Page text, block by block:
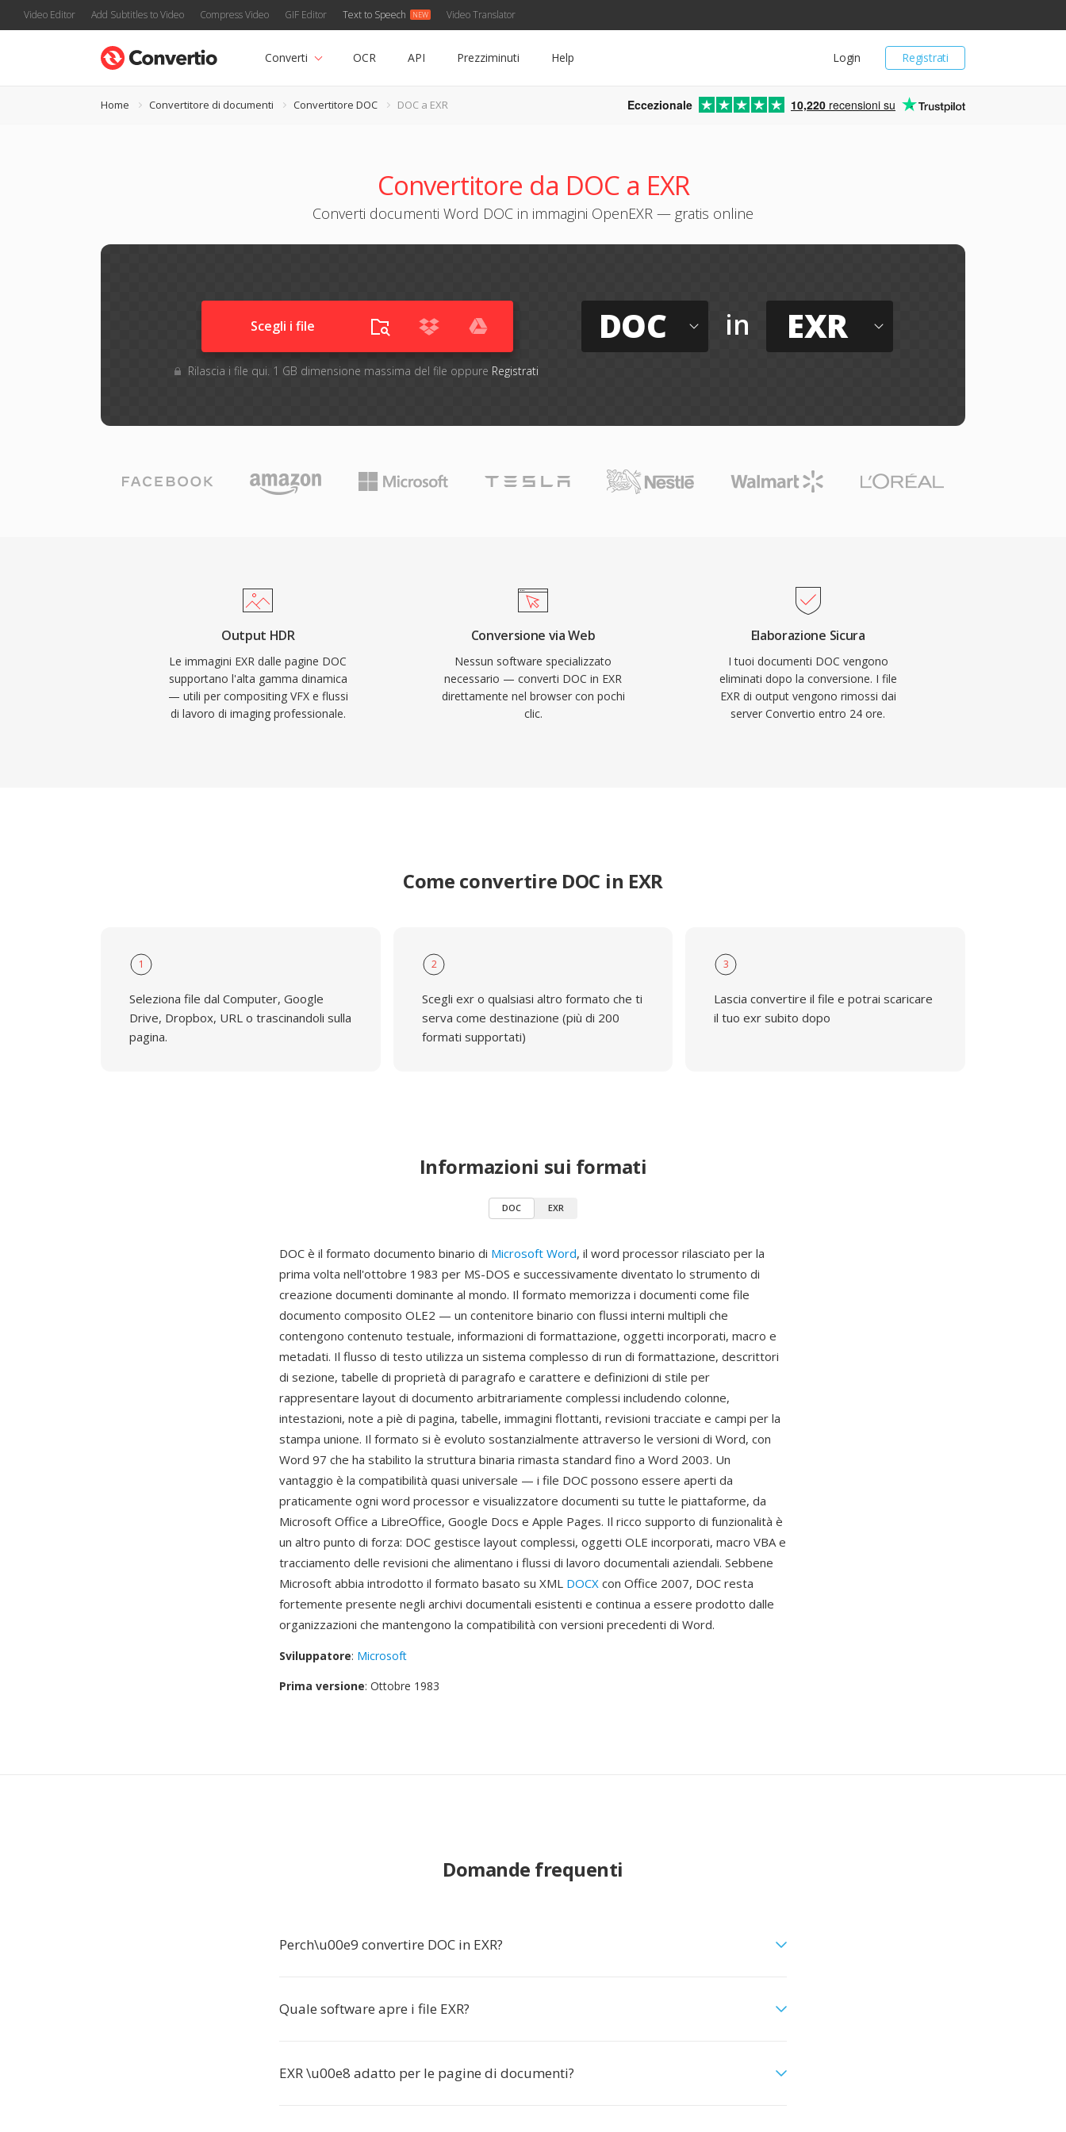
Video Editor Add Subtitles to Video Compress Video GIF Editor Text to Speech Video Translator
Registrati
Login
Converti OCR API Prezziminuti Help
Home Convertitore di documenti Convertitore DOC DOC a EXR Eccezionale 10,220 recensioni su
Convertitore da DOC a EXR
Converti documenti Word DOC in immagini OpenEXR — gratis online
Scegli i file
Rilascia i file qui. 1 GB dimensione massima del file oppure Registrati
DOC in EXR
Output HDR
Le immagini EXR dalle pagine DOC
supportano l'alta gamma dinamica
— utili per compositing VFX e flussi
di lavoro di imaging professionale.
Conversione via Web
Nessun software specializzato
necessario — converti DOC in EXR
direttamente nel browser con pochi
clic.
Elaborazione Sicura
I tuoi documenti DOC vengono
eliminati dopo la conversione. I file
EXR di output vengono rimossi dai
server Convertio entro 24 ore.
Come convertire DOC in EXR
1
Seleziona file dal Computer, Google
Drive, Dropbox, URL o trascinandoli sulla
pagina.
2
Scegli exr o qualsiasi altro formato che ti
serva come destinazione (più di 200
formati supportati)
3
Lascia convertire il file e potrai scaricare
il tuo exr subito dopo
Informazioni sui formati
DOC EXR
DOC è il formato documento binario di Microsoft Word, il word processor rilasciato per la
prima volta nell'ottobre 1983 per MS-DOS e successivamente diventato lo strumento di
creazione documenti dominante al mondo. Il formato memorizza i documenti come file
documento composito OLE2 — un contenitore binario con flussi interni multipli che
contengono contenuto testuale, informazioni di formattazione, oggetti incorporati, macro e
metadati. Il flusso di testo utilizza un sistema complesso di run di formattazione, descrittori
di sezione, tabelle di proprietà di paragrafo e carattere e definizioni di stile per
rappresentare layout di documento arbitrariamente complessi includendo colonne,
intestazioni, note a piè di pagina, tabelle, immagini flottanti, revisioni tracciate e campi per la
stampa unione. Il formato si è evoluto sostanzialmente attraverso le versioni di Word, con
Word 97 che ha stabilito la struttura binaria rimasta standard fino a Word 2003. Un
vantaggio è la compatibilità quasi universale — i file DOC possono essere aperti da
praticamente ogni word processor e visualizzatore documenti su tutte le piattaforme, da
Microsoft Office a LibreOffice, Google Docs e Apple Pages. Il ricco supporto di funzionalità è
un altro punto di forza: DOC gestisce layout complessi, oggetti OLE incorporati, macro VBA e
tracciamento delle revisioni che alimentano i flussi di lavoro documentali aziendali. Sebbene
Microsoft abbia introdotto il formato basato su XML DOCX con Office 2007, DOC resta
fortemente presente negli archivi documentali esistenti e continua a essere prodotto dalle
organizzazioni che mantengono la compatibilità con versioni precedenti di Word.
Sviluppatore: Microsoft
Prima versione: Ottobre 1983
Domande frequenti
Perch\u00e9 convertire DOC in EXR?
Quale software apre i file EXR?
EXR \u00e8 adatto per le pagine di documenti?